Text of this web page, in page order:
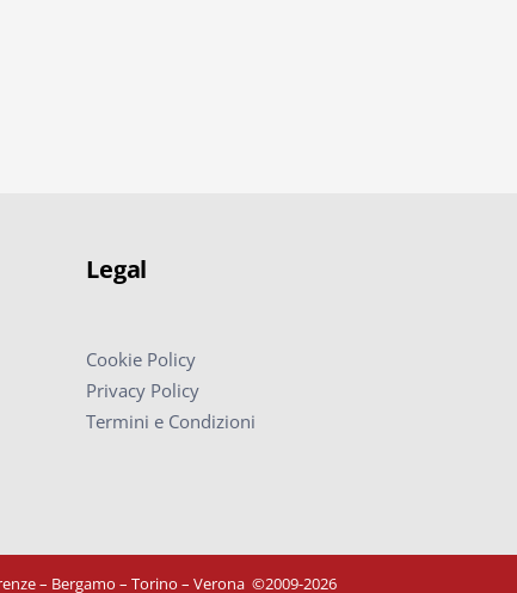
Legal
Cookie Policy
Privacy Policy
Termini e Condizioni
– Bergamo – Torino – Verona ©2009-2026